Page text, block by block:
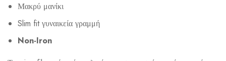
Μακρύ μανίκι
Slim fit γυναικεία γραμμή
Non-Iron